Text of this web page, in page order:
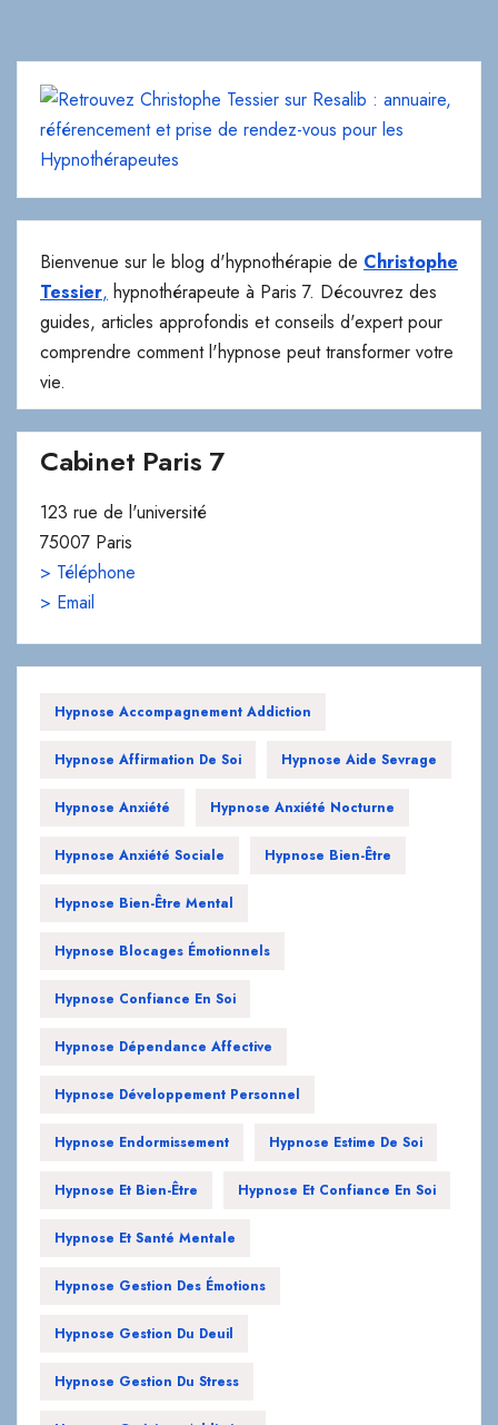
Bienvenue sur le blog d'hypnothérapie de Christophe
Tessier, hypnothérapeute à Paris 7. Découvrez des
guides, articles approfondis et conseils d'expert pour
comprendre comment l'hypnose peut transformer votre
vie.
Cabinet Paris 7
123 rue de l'université
75007 Paris
> Téléphone
> Email
Hypnose Accompagnement Addiction
Hypnose Affirmation De Soi Hypnose Aide Sevrage
Hypnose Anxiété Hypnose Anxiété Nocturne
Hypnose Anxiété Sociale Hypnose Bien-Être
Hypnose Bien-Être Mental
Hypnose Blocages Émotionnels
Hypnose Confiance En Soi
Hypnose Dépendance Affective
Hypnose Développement Personnel
Hypnose Endormissement Hypnose Estime De Soi
Hypnose Et Bien-Être Hypnose Et Confiance En Soi
Hypnose Et Santé Mentale
Hypnose Gestion Des Émotions
Hypnose Gestion Du Deuil
Hypnose Gestion Du Stress